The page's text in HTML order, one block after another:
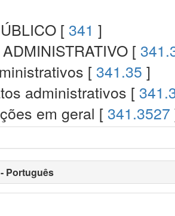
[ 341 ]
[
[ 341.35 ]
administrativos [
em geral [ 341.3527
Português